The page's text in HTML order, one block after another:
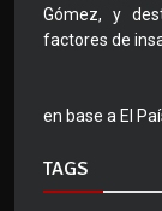
Gómez, y
factores de
en base a El
TAGS